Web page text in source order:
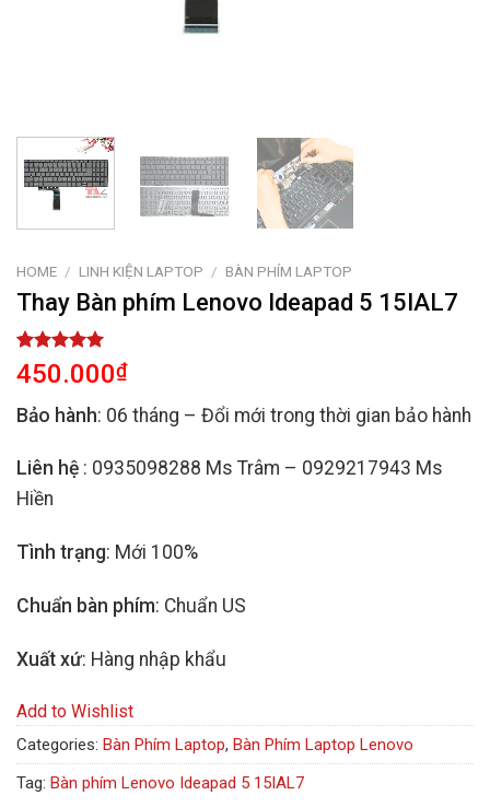
HOME / LINH KIỆN LAPTOP / BÀN PHÍM LAPTOP
Thay Bàn phím Lenovo Ideapad 5 15IAL7
Rated
5.00
out of 5
1
customer
450.000₫
Bảo hành: 06 tháng – Đổi mới trong thời gian bảo hành
Liên hệ : 0935098288 Ms Trâm – 0929217943 Ms
Hiền
Tình trạng: Mới 100%
Chuẩn bàn phím: Chuẩn US
Xuất xứ: Hàng nhập khẩu
Add to Wishlist
Categories: Bàn Phím Laptop, Bàn Phím Laptop Lenovo
Tag: Bàn phím Lenovo Ideapad 5 15IAL7